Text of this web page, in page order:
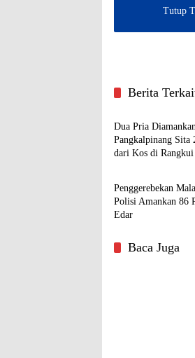
Tutup
Berita
Kriminal
Dua Pria
Pangkalpinang Sita
dari Kos di Rangkui
Penggerebekan
Polisi Amankan 86
Edar
Baca Juga